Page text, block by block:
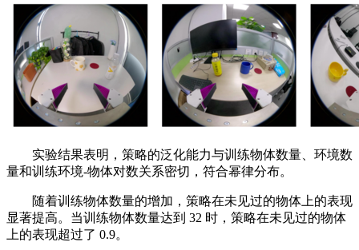
实验结果表明，策略的泛化能力与训练物体数量、环境数
量和训练环境-物体对数关系密切，符合幂律分布。
随着训练物体数量的增加，策略在未见过的物体上的表现
显著提高。当训练物体数量达到 32 时，策略在未见过的物体
上的表现超过了 0.9。